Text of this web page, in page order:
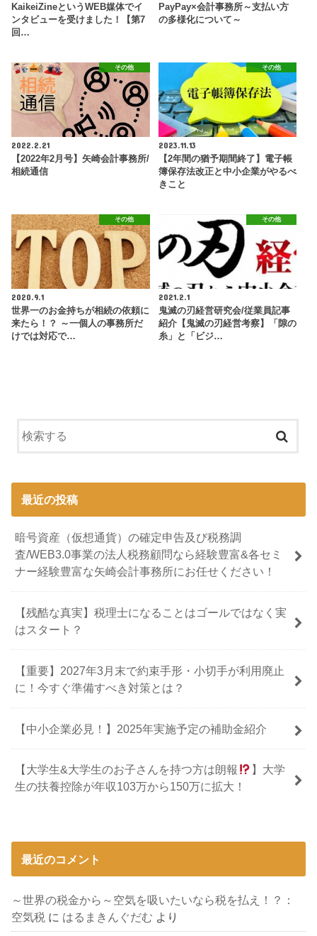
KaikeiZineというWEB媒体でイ
ンタビューを受けました！【第7
回…
PayPay×会計事務所～支払い方
の多様化について～
その他
2022.2.21
【2022年2月号】矢崎会計事務所/
相続通信
その他
2023.11.13
【2年間の猶予期間終了】電子帳
簿保存法改正と中小企業がやるべ
きこと
その他
2020.9.1
世界一のお金持ちが相続の依頼に
来たら！？ ～一個人の事務所だ
けでは対応で…
その他
2021.2.1
鬼滅の刃経営研究会/従業員記事
紹介【鬼滅の刃経営考察】「隙の
糸」と「ビジ…
最近の投稿
暗号資産（仮想通貨）の確定申告及び税務調
査/WEB3.0事業の法人税務顧問なら経験豊富&各セミ
ナー経験豊富な矢崎会計事務所にお任せください！
【残酷な真実】税理士になることはゴールではなく実
はスタート？
【重要】2027年3月末で約束手形・小切手が利用廃止
に！今すぐ準備すべき対策とは？
【中小企業必見！】2025年実施予定の補助金紹介
【大学生&大学生のお子さんを持つ方は朗報
】大学
生の扶養控除が年収103万から150万に拡大！
最近のコメント
～世界の税金から～空気を吸いたいなら税を払え！？：
空気税 に はるまきんぐだむ より